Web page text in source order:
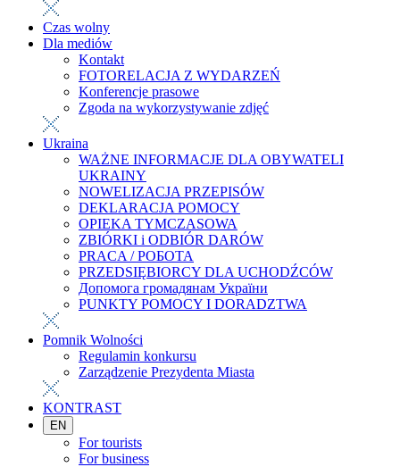
Czas wolny
Dla mediów
Kontakt
FOTORELACJA Z WYDARZEŃ
Konferencje prasowe
Zgoda na wykorzystywanie zdjęć
Ukraina
WAŻNE INFORMACJE DLA OBYWATELI
UKRAINY
NOWELIZACJA PRZEPISÓW
DEKLARACJA POMOCY
OPIEKA TYMCZASOWA
ZBIÓRKI i ODBIÓR DARÓW
PRACA / РОБОТА
PRZEDSIĘBIORCY DLA UCHODŹCÓW
Допомога громадянам України
PUNKTY POMOCY I DORADZTWA
Pomnik Wolności
Regulamin konkursu
Zarządzenie Prezydenta Miasta
KONTRAST
EN
For tourists
For business